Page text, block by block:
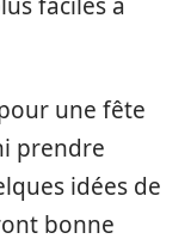
une fête
prendre
idées de
bonne